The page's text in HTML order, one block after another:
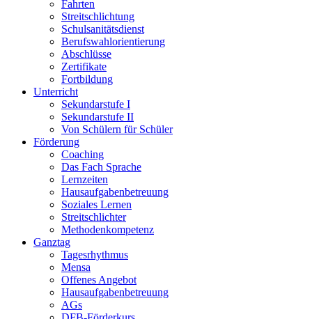
Fahrten
Streitschlichtung
Schulsanitätsdienst
Berufswahlorientierung
Abschlüsse
Zertifikate
Fortbildung
Unterricht
Sekundarstufe I
Sekundarstufe II
Von Schülern für Schüler
Förderung
Coaching
Das Fach Sprache
Lernzeiten
Hausaufgabenbetreuung
Soziales Lernen
Streitschlichter
Methodenkompetenz
Ganztag
Tagesrhythmus
Mensa
Offenes Angebot
Hausaufgabenbetreuung
AGs